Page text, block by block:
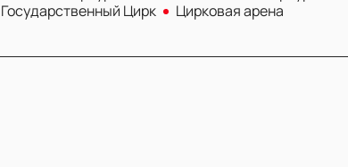
Государственный Цирк
Цирковая арена